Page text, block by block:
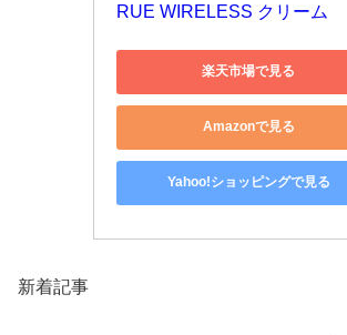
RUE WIRELESS クリーム
楽天市場で見る
Amazonで見る
Yahoo!ショッピングで見る
新着記事